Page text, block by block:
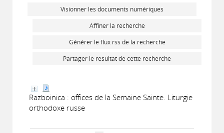
Visionner les documents numériques
Affiner la recherche
Générer le flux rss de la recherche
Partager le résultat de cette recherche
Razboinica : offices de la Semaine Sainte. Liturgie
orthodoxe russe